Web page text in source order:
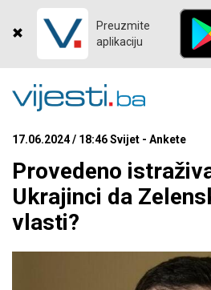
Preuzmite
aplikaciju
17.06.2024 / 18:46 Svijet - Ankete
Provedeno
Ukrajinci da
vlasti?